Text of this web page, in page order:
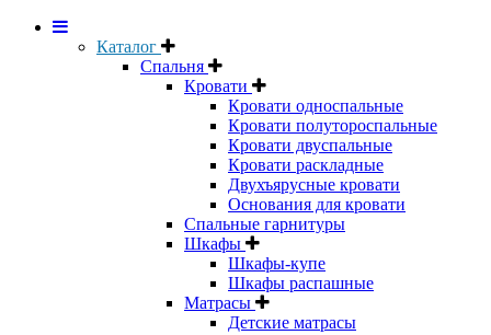
Каталог
Спальня
Кровати
Кровати односпальные
Кровати полутороспальные
Кровати двуспальные
Кровати раскладные
Двухъярусные кровати
Основания для кровати
Спальные гарнитуры
Шкафы
Шкафы-купе
Шкафы распашные
Матрасы
Детские матрасы